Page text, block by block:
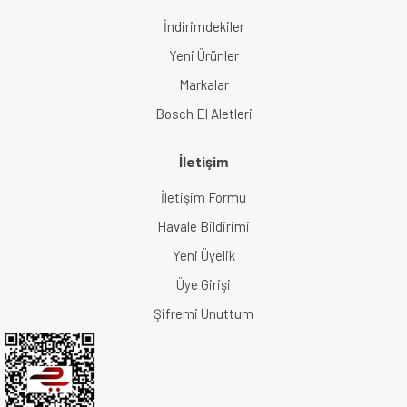
İndirimdekiler
Yeni Ürünler
Markalar
Bosch El Aletleri
İletişim
İletişim Formu
Havale Bildirimi
Yeni Üyelik
Üye Girişi
Şifremi Unuttum